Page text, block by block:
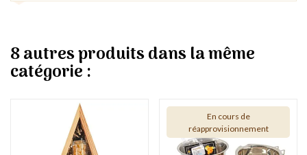
8 autres produits dans la même
catégorie :
En cours de
réapprovisionnement